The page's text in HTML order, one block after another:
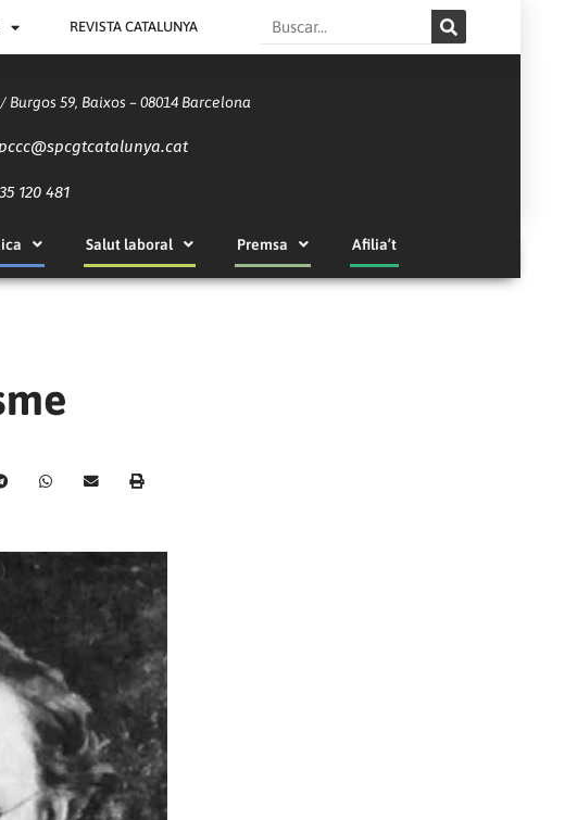
REVISTA CATALUNYA Search
Burgos 59, Baixos – 08014 Barcelona
spcgtcatalunya.cat
120 481
Salut laboral Premsa Afilia’t